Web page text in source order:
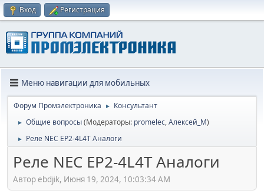
Вход Регистрация
Меню навигации для мобильных
Форум Промэлектроника ► Консультант
► Общие вопросы(Модераторы: promelec,Алексей_М)
► Реле NEC EP2-4L4T Аналоги
Реле NEC EP2-4L4T Аналоги
Автор ebdjik, Июня 19, 2024, 10:03:34 AM